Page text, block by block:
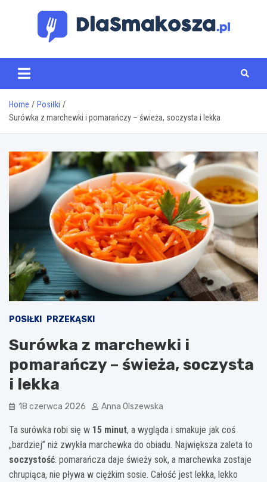
www.dlasmakosza.pl
Home
Posiłki
Surówka z marchewki i pomarańczy – świeża, soczysta i lekka
POSIŁKI PRZEKĄSKI
Surówka z marchewki i
pomarańczy – świeża, soczysta
i lekka
18 czerwca 2026 Anna Olszewska
Ta surówka robi się w 15 minut, a wygląda i smakuje jak coś
„bardziej” niż zwykła marchewka do obiadu. Największa zaleta to
soczystość: pomarańcza daje świeży sok, a marchewka zostaje
chrupiąca, nie pływa w ciężkim sosie. Całość jest lekka, lekko